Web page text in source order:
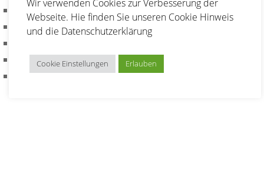
Flights
Scheiben
Spitzen
Pfeiltaschen
Wir verwenden Cookies zur Verbesserung der
Webseite. Hie finden Sie unseren Cookie Hinweis
und die Datenschutzerklärung
Cookie Einstellungen Erlauben